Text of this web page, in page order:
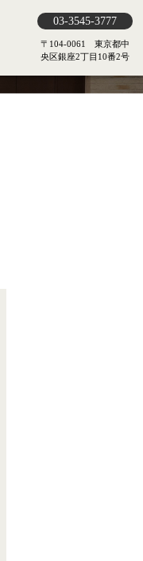
03-3545-3777
〒104-0061 東京都中
央区銀座2丁目10番2号